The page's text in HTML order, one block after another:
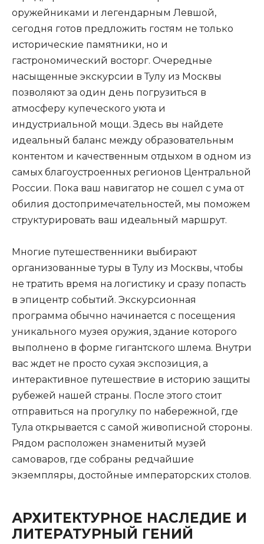
оружейниками и легендарным Левшой,
сегодня готов предложить гостям не только
исторические памятники, но и
гастрономический восторг. Очередные
насыщенные экскурсии в Тулу из Москвы
позволяют за один день погрузиться в
атмосферу купеческого уюта и
индустриальной мощи. Здесь вы найдете
идеальный баланс между образовательным
контентом и качественным отдыхом в одном из
самых благоустроенных регионов Центральной
России. Пока ваш навигатор не сошел с ума от
обилия достопримечательностей, мы поможем
структурировать ваш идеальный маршрут.
Многие путешественники выбирают
организованные туры в Тулу из Москвы, чтобы
не тратить время на логистику и сразу попасть
в эпицентр событий. Экскурсионная
программа обычно начинается с посещения
уникального музея оружия, здание которого
выполнено в форме гигантского шлема. Внутри
вас ждет не просто сухая экспозиция, а
интерактивное путешествие в историю защиты
рубежей нашей страны. После этого стоит
отправиться на прогулку по набережной, где
Тула открывается с самой живописной стороны.
Рядом расположен знаменитый музей
самоваров, где собраны редчайшие
экземпляры, достойные императорских столов.
АРХИТЕКТУРНОЕ НАСЛЕДИЕ И
ЛИТЕРАТУРНЫЙ ГЕНИЙ